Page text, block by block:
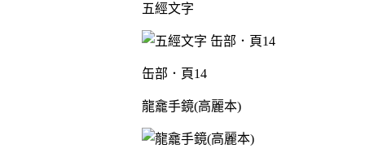
五經文字
缶部．頁14
龍龕手鏡(高麗本)